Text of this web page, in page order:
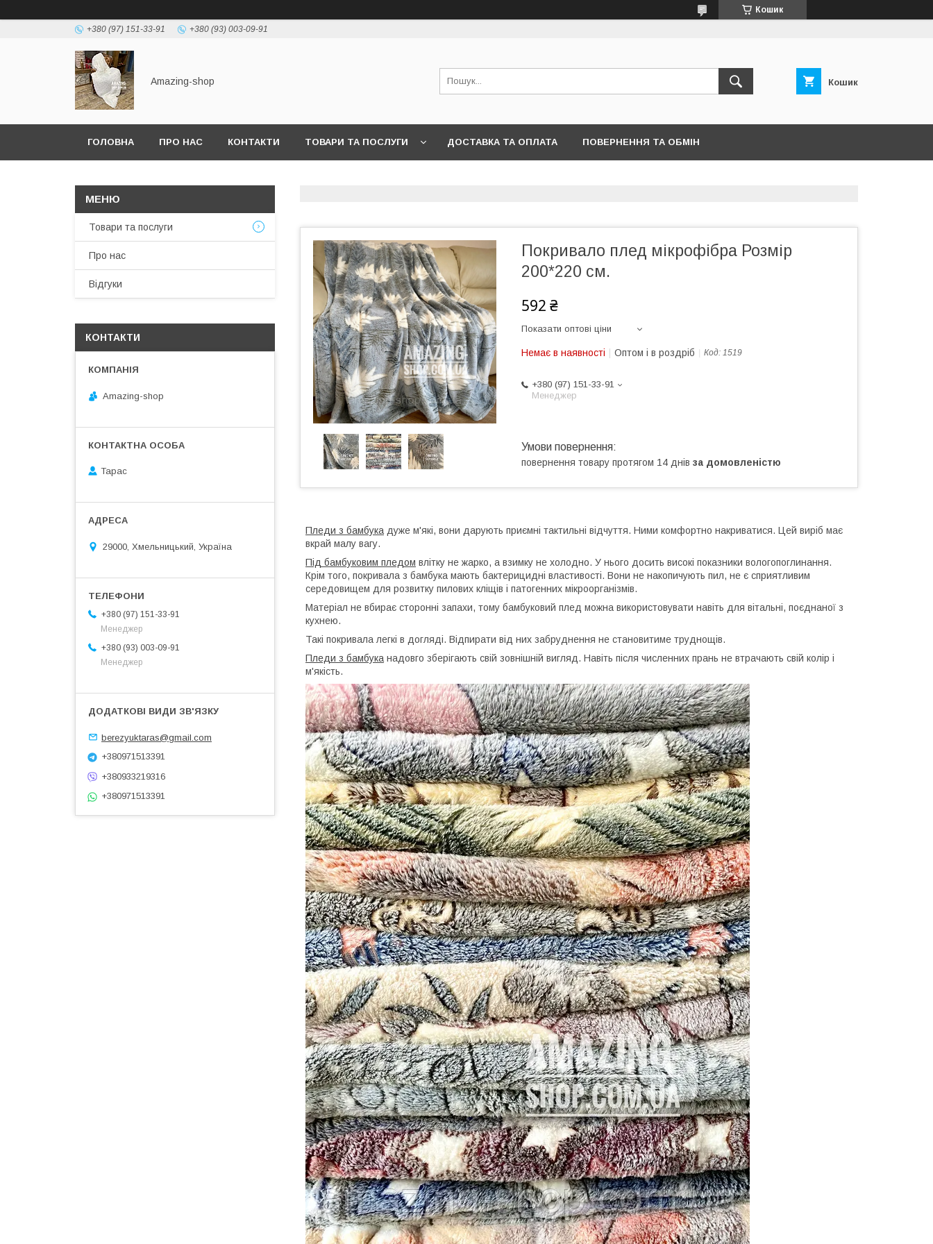
Кошик
+380 (97) 151-33-91 +380 (93) 003-09-91
Amazing-shop Кошик
ГОЛОВНА ПРО НАС КОНТАКТИ ТОВАРИ ТА ПОСЛУГИ ДОСТАВКА ТА ОПЛАТА ПОВЕРНЕННЯ ТА ОБМІН
Покривало плед мікрофібра Розмір
200*220 см.
592 ₴
Показати оптові ціни
Немає в наявності Оптом і в роздріб Код: 1519
+380 (97) 151-33-91
Менеджер
повернення товару протягом 14 днів за домовленістю
Пледи з бамбука дуже м'які, вони дарують приємні тактильні відчуття. Ними комфортно накриватися. Цей виріб має
вкрай малу вагу.
Під бамбуковим пледом влітку не жарко, а взимку не холодно. У нього досить високі показники вологопоглинання.
Крім того, покривала з бамбука мають бактерицидні властивості. Вони не накопичують пил, не є сприятливим
середовищем для розвитку пилових кліщів і патогенних мікроорганізмів.
Матеріал не вбирає сторонні запахи, тому бамбуковий плед можна використовувати навіть для вітальні, поєднаної з
кухнею.
Такі покривала легкі в догляді. Відпирати від них забруднення не становитиме труднощів.
Пледи з бамбука надовго зберігають свій зовнішній вигляд. Навіть після численних прань не втрачають свій колір і
м'якість.
Товари та послуги
Про нас
Відгуки
КОНТАКТИ
Amazing-shop
Тарас
29000, Хмельницький, Україна
+380 (97) 151-33-91
Менеджер
+380 (93) 003-09-91
Менеджер
berezyuktaras@gmail.com
+380971513391
+380933219316
+380971513391